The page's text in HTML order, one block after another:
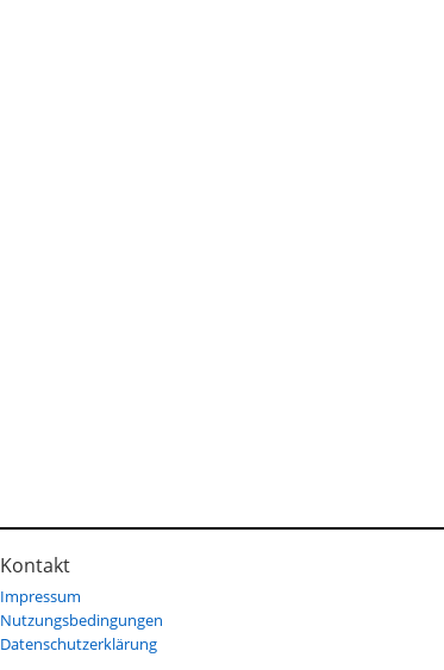
Kontakt
Impressum
Nutzungsbedingungen
Datenschutzerklärung